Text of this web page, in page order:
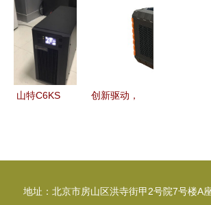
技术参数
备每一刻
山特C6KS
创新驱动，
品助力电商
地址：北京市房山区洪寺街甲2号院7号楼A